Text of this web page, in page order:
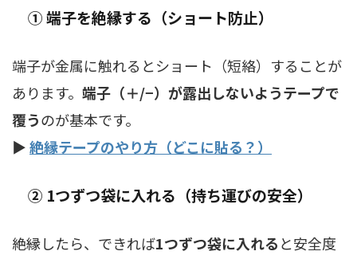
① 端子を絶縁する（ショート防止）
端子が金属に触れるとショート（短絡）することが
あります。 端子（＋/−）が露出しないようテープで
覆うのが基本です。
▶絶縁テープのやり方（どこに貼る？）
② 1つずつ袋に入れる（持ち運びの安全）
絶縁したら、できれば1つずつ袋に入れると安全度